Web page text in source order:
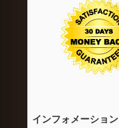
インフォメーション